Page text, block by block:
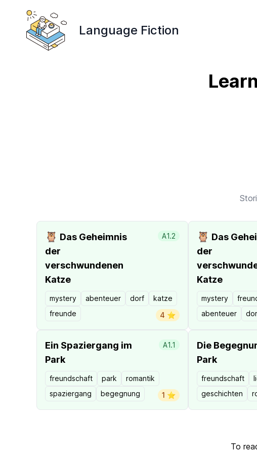
Language Fiction
🦉 Das Geheimnis
der
verschwundenen
Katze
A1.2
mystery abenteuer dorf
katze
freunde
4 ⭐️
🦉 Das
der
Katze
mystery
abenteuer
Ein Spaziergang im
Park
A1.1
freundschaft park
romantik
spaziergang
begegnung 1 ⭐️
Die
Park
freundschaft
geschichten
To